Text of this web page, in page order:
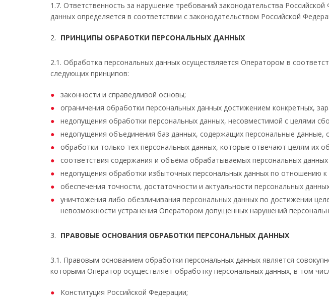
1.7. Ответственность за нарушение требований законодательства
данных определяется в соответствии с законодательством Российской
ПРИНЦИПЫ ОБРАБОТКИ ПЕРСОНАЛЬНЫХ ДАННЫХ
2.1. Обработка персональных данных осуществляется Оператором в
следующих принципов:
законности и справедливой основы;
ограничения обработки персональных данных достижением конкретных,
недопущения обработки персональных данных, несовместимой с целями
недопущения объединения баз данных, содержащих персональные
обработки только тех персональных данных, которые отвечают целям их
соответствия содержания и объёма обрабатываемых персональных
недопущения обработки избыточных персональных данных по отношению
обеспечения точности, достаточности и актуальности персональных
уничтожения либо обезличивания персональных данных по достижении
невозможности устранения Оператором допущенных нарушений
ПРАВОВЫЕ ОСНОВАНИЯ ОБРАБОТКИ ПЕРСОНАЛЬНЫХ ДАННЫХ
3.1. Правовым основанием обработки персональных данных является
которыми Оператор осуществляет обработку персональных данных, в том
Конституция Российской Федерации;